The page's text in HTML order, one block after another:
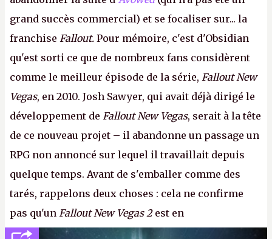
grand succès commercial) et se focaliser sur... la
franchise Fallout. Pour mémoire, c'est d'Obsidian
qu'est sorti ce que de nombreux fans considèrent
comme le meilleur épisode de la série, Fallout New
Vegas, en 2010. Josh Sawyer, qui avait déjà dirigé le
développement de Fallout New Vegas, serait à la tête
de ce nouveau projet – il abandonne un passage un
RPG non annoncé sur lequel il travaillait depuis
quelque temps. Avant de s'emballer comme des
tarés, rappelons deux choses : cela ne confirme
pas qu'un Fallout New Vegas 2est en
développement (pour ce que l'on sait, ils bossent